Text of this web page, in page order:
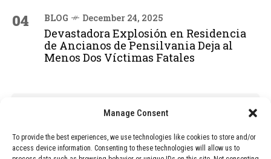
Manage Consent
To provide the best experiences, we use technologies like cookies to store and/or
access device information. Consenting to these technologies will allow us to
04 BLOG December 24, 2025
Devastadora Explosión en Residencia
de Ancianos de Pensilvania Deja al
Menos Dos Víctimas Fatales